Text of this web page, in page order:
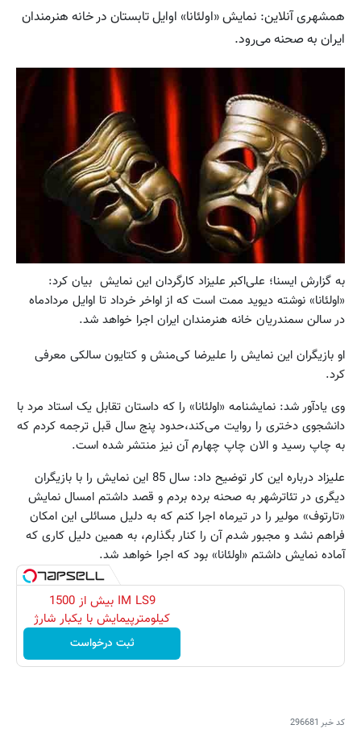
همشهری آنلاین: نمایش «اولئانا» اوایل تابستان در خانه هنرمندان
ایران به صحنه می‌رود.
به گزارش ايسنا؛ علی‌اکبر علیزاد کارگردان این نمایش بیان کرد:
«اولئانا» نوشته دیوید ممت است که از اواخر خرداد تا اوایل مردادماه
در سالن سمندریان خانه هنرمندان ایران اجرا خواهد شد.
او بازیگران این نمایش را علیرضا کی‌منش و کتایون سالکی معرفی
کرد.
وی یادآور شد:‌ نمایشنامه «اولئانا» را که داستان تقابل یک استاد مرد با
دانشجوی دختری را روایت می‌کند،حدود پنج سال قبل ترجمه کردم که
به چاپ رسید و الان چاپ چهارم آن نیز منتشر شده است.
علیزاد درباره این کار توضیح داد: سال 85 این نمایش را با بازیگران
دیگری در تئاترشهر به صحنه برده بردم و قصد داشتم امسال نمایش
«تارتوف» مولیر را در تیرماه اجرا کنم که به دلیل مسائلی این امکان
فراهم نشد و مجبور شدم آن را کنار بگذارم، به همین دلیل کاری که
آماده نمایش داشتم «اولئانا» بود که اجرا خواهد شد.
IM LS9 بیش از 1500
کیلومترپیمایش با یکبار شارژ
ثبت درخواست
کد خبر 296681